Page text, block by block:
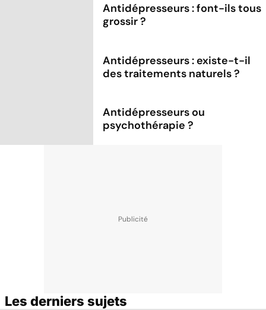
Antidépresseurs : font-ils tous
grossir ?
Antidépresseurs : existe-t-il
des traitements naturels ?
Antidépresseurs ou
psychothérapie ?
Les derniers sujets